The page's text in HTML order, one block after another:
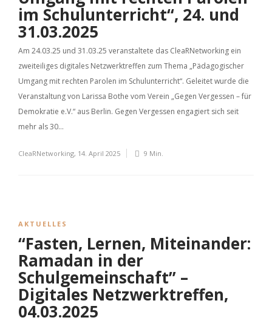
im Schulunterricht“, 24. und
31.03.2025
Am 24.03.25 und 31.03.25 veranstaltete das CleaRNetworking ein
zweiteiliges digitales Netzwerktreffen zum Thema „Pädagogischer
Umgang mit rechten Parolen im Schulunterricht“. Geleitet wurde die
Veranstaltung von Larissa Bothe vom Verein „Gegen Vergessen – für
Demokratie e.V.“ aus Berlin. Gegen Vergessen engagiert sich seit
mehr als 30...
CleaRNetworking, 14. April 2025 9 Min.
AKTUELLES
“Fasten, Lernen, Miteinander:
Ramadan in der
Schulgemeinschaft” –
Digitales Netzwerktreffen,
04.03.2025